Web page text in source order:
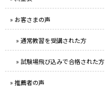
» お客さまの声
» 通常教習を受講された方
» 試験場飛び込みで合格された方
» 推薦者の声